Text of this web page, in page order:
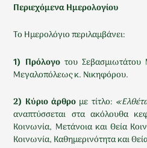
Περιεχόμενα Ημερολογίου
Το Ημερολόγιο περιλαμβάνει:
1) Πρόλογοτου Σεβασμιωτάτου
Μεγαλοπόλεως κ. Νικηφόρου.
2) Κύριο άρθρο με τίτλο:
αναπτύσσεται στα ακόλουθα
Κοινωνία, Μετάνοια και Θεία
Κοινωνία, Καθημερινότητα και